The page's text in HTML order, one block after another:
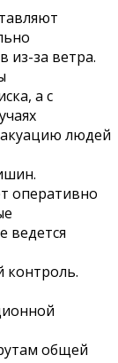
из-за ветра.
а с
людей
оперативно
ведется
контроль.
общей